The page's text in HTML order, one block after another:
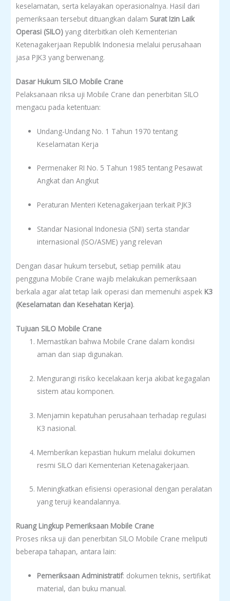
keselamatan, serta kelayakan operasionalnya. Hasil dari
pemeriksaan tersebut dituangkan dalam Surat Izin Laik
Operasi (SILO) yang diterbitkan oleh Kementerian
Ketenagakerjaan Republik Indonesia melalui perusahaan
jasa PJK3 yang berwenang.
Dasar Hukum SILO Mobile Crane
Pelaksanaan riksa uji Mobile Crane dan penerbitan SILO
mengacu pada ketentuan:
Undang-Undang No. 1 Tahun 1970 tentang
Keselamatan Kerja
Permenaker RI No. 5 Tahun 1985 tentang Pesawat
Angkat dan Angkut
Peraturan Menteri Ketenagakerjaan terkait PJK3
Standar Nasional Indonesia (SNI) serta standar
internasional (ISO/ASME) yang relevan
Dengan dasar hukum tersebut, setiap pemilik atau
pengguna Mobile Crane wajib melakukan pemeriksaan
berkala agar alat tetap laik operasi dan memenuhi aspek K3
(Keselamatan dan Kesehatan Kerja).
Tujuan SILO Mobile Crane
Memastikan bahwa Mobile Crane dalam kondisi
aman dan siap digunakan.
Mengurangi risiko kecelakaan kerja akibat kegagalan
sistem atau komponen.
Menjamin kepatuhan perusahaan terhadap regulasi
K3 nasional.
Memberikan kepastian hukum melalui dokumen
resmi SILO dari Kementerian Ketenagakerjaan.
Meningkatkan efisiensi operasional dengan peralatan
yang teruji keandalannya.
Ruang Lingkup Pemeriksaan Mobile Crane
Proses riksa uji dan penerbitan SILO Mobile Crane meliputi
beberapa tahapan, antara lain:
Pemeriksaan Administratif: dokumen teknis, sertifikat
material, dan buku manual.